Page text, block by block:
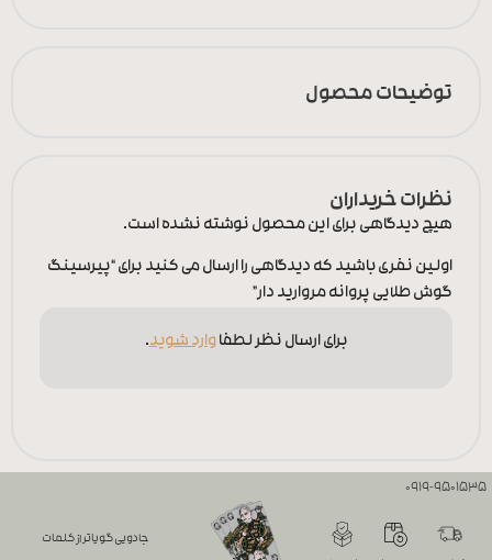
توضیحات محصول
نظرات خریداران
هیچ دیدگاهی برای این محصول نوشته نشده است.
اولین نفری باشید که دیدگاهی را ارسال می کنید برای “پیرسینگ
گوش طلایی پروانه مروارید دار”
برای ارسال نظر لطفاوارد شوید.
0919-9501535
جادویی گویاتر از کلمات